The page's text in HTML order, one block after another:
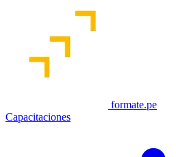
formate.pe
Capacitaciones